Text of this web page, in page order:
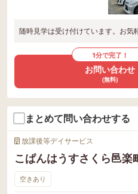
随時見学は受け付けています。お気
1分で完了！
お問い合わせ
(無料)
まとめて問い合わせする
放課後等デイサービス
こぱんはうすさくら邑楽
空きあり